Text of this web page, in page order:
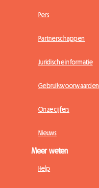
Pers
Partnerschappen
Juridische informatie
Gebruiksvoorwaarden
Onze cijfers
Nieuws
Meer weten
Help